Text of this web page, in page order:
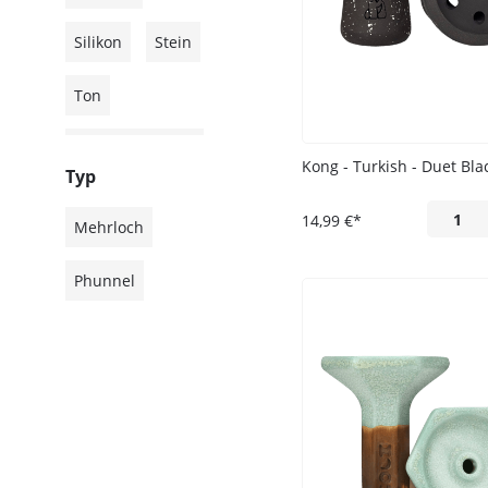
Silikon Stein
Ton
Gemisch
Typ
Mehrloch
Phunnel
Kong - Turkish - Duet
14,99 €*